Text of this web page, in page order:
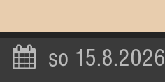
so 15.8.2026